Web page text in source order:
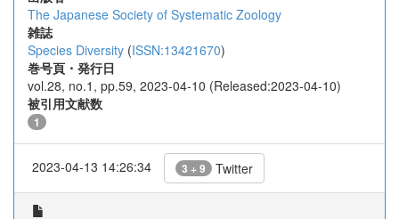
The Japanese Society of Systematic Zoology
雑誌
Species Diversity (ISSN:13421670)
巻号頁・発行日
vol.28, no.1, pp.59, 2023-04-10 (Released:2023-04-10)
被引用文献数
1
2023-04-13 14:26:34 3 + 9 Twitter